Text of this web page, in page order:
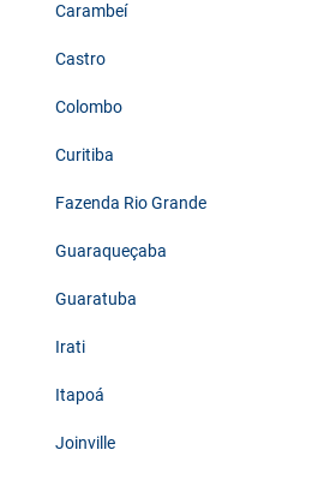
Carambeí
Castro
Colombo
Curitiba
Fazenda Rio Grande
Guaraqueçaba
Guaratuba
Irati
Itapoá
Joinville